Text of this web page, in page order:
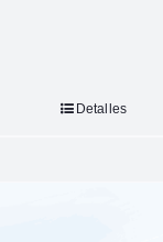
Detalles